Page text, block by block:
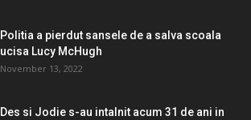
Politia a pierdut sansele de a salva scoala
ucisa Lucy McHugh
November 13, 2022
Des si Jodie s-au intalnit acum 31 de ani in